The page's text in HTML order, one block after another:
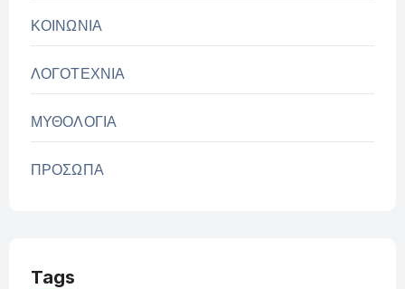
ΚΟΙΝΩΝΙΑ
ΛΟΓΟΤΕΧΝΙΑ
ΜΥΘΟΛΟΓΙΑ
ΠΡΟΣΩΠΑ
Tags